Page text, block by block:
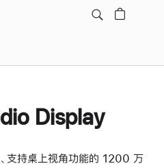
Display
支持桌上视角功能的 1200 万